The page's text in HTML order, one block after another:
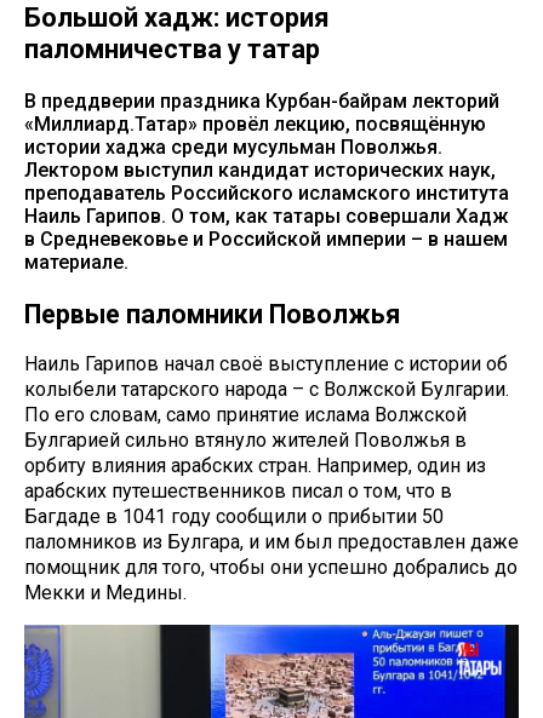
Большой хадж: история
паломничества у татар
В преддверии праздника Курбан-байрам лекторий
«Миллиард.Татар» провёл лекцию, посвящённую
истории хаджа среди мусульман Поволжья.
Лектором выступил кандидат исторических наук,
преподаватель Российского исламского института
Наиль Гарипов. О том, как татары совершали Хадж
в Средневековье и Российской империи – в нашем
материале.
Первые паломники Поволжья
Наиль Гарипов начал своё выступление с истории об
колыбели татарского народа – с Волжской Булгарии.
По его словам, само принятие ислама Волжской
Булгарией сильно втянуло жителей Поволжья в
орбиту влияния арабских стран. Например, один из
арабских путешественников писал о том, что в
Багдаде в 1041 году сообщили о прибытии 50
паломников из Булгара, и им был предоставлен даже
помощник для того, чтобы они успешно добрались до
Мекки и Медины.